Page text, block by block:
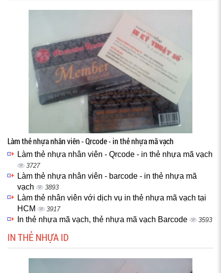
Làm thẻ nhựa nhân viên - Qrcode - in thẻ nhựa mã vạch
Làm thẻ nhựa nhân viên - Qrcode - in thẻ nhựa mã vạch
3727
Làm thẻ nhựa nhân viên - barcode - in thẻ nhựa mã
vạch
3893
Làm thẻ nhân viên với dịch vụ in thẻ nhựa mã vạch tại
HCM
3917
In thẻ nhựa mã vạch, thẻ nhựa mã vạch Barcode 3593
IN THẺ NHỰA ID